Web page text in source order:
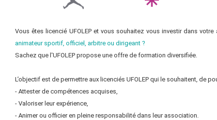
Vous êtes licencié UFOLEP et vous souhaitez vous investir dans
animateur sportif, officiel, arbitre ou dirigeant ?
Sachez que l'UFOLEP propose une offre de formation diversifiée.
L’objectif est de permettre aux licenciés UFOLEP qui le souhaitent, de
- Attester de compétences acquises,
- Valoriser leur expérience,
- Animer ou officier en pleine responsabilité dans leur association.